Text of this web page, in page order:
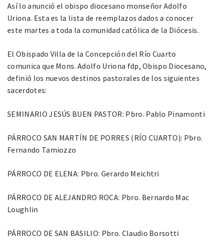
Así lo anunció el obispo diocesano monseñor Adolfo
Uriona. Esta es la lista de reemplazos dados a conocer
este martes a toda la comunidad católica de la Diócesis.
El Obispado Villa de la Concepción del Río Cuarto
comunica que Mons. Adolfo Uriona fdp, Obispo Diocesano,
definió los nuevos destinos pastorales de los siguientes
sacerdotes:
SEMINARIO JESÚS BUEN PASTOR: Pbro. Pablo Pinamonti
PÁRROCO SAN MARTÍN DE PORRES (RÍO CUARTO): Pbro.
Fernando Tamiozzo
PÁRROCO DE ELENA: Pbro. Gerardo Meichtri
PÁRROCO DE ALEJANDRO ROCA: Pbro. Bernardo Mac
Loughlin
PÁRROCO DE SAN BASILIO: Pbro. Claudio Borsotti